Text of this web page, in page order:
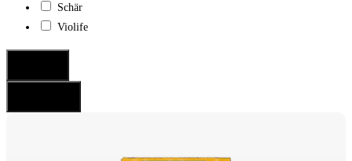
Schär
Violife